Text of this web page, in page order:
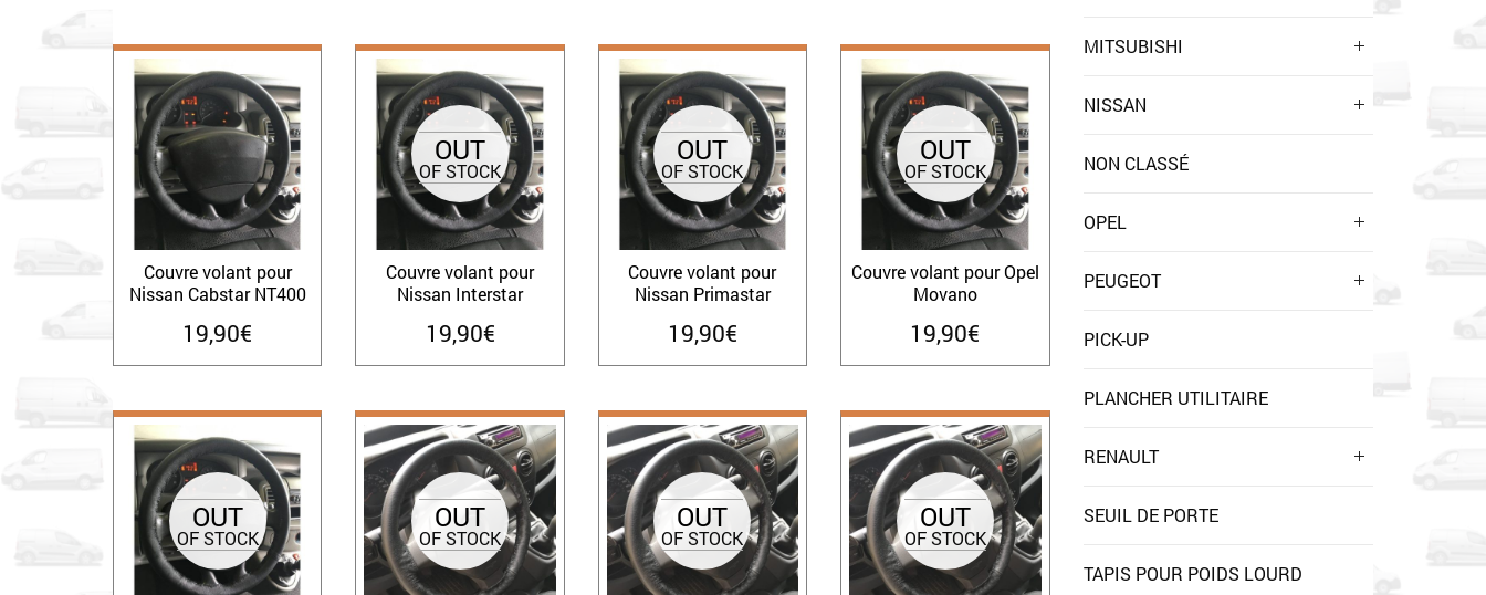
Couvre volant pour
Nissan Cabstar NT400
19,90€
OUT
OF STOCK
Couvre volant pour
Nissan Interstar
19,90€
OUT
OF STOCK
Couvre volant pour
Nissan Primastar
19,90€
OUT
OF STOCK
Couvre volant pour Opel
Movano
19,90€
OUT
OF STOCK
OUT
OF STOCK
OUT
OF STOCK
OUT
OF STOCK
MITSUBISHI
NISSAN
NON CLASSÉ
OPEL
PEUGEOT
PICK-UP
PLANCHER UTILITAIRE
RENAULT
SEUIL DE PORTE
TAPIS POUR POIDS LOURD